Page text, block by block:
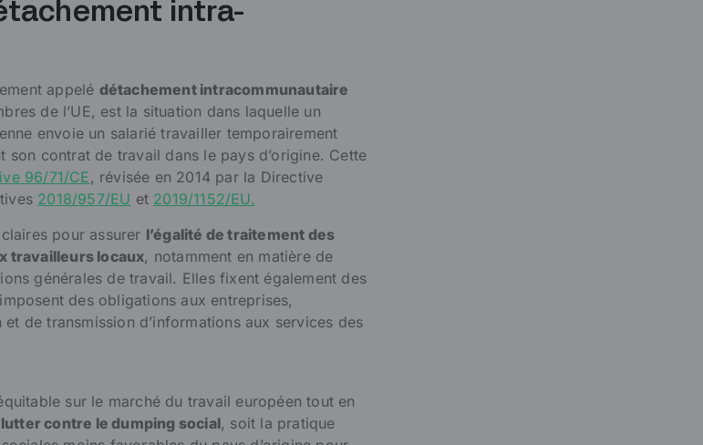
intra-
appelé détachement intracommunautaire
de l’UE, est la situation dans laquelle un
envoie un salarié travailler temporairement
son contrat de travail dans le pays d’origine. Cette
96/71/CE, révisée en 2014 par la Directive
2018/957/EU et 2019/1152/EU.
pour assurer l’égalité de traitement des
travailleurs locaux, notamment en matière de
générales de travail. Elles fixent également des
des obligations aux entreprises,
de transmission d’informations aux services des
sur le marché du travail européen tout en
lutter contre le dumping social, soit la pratique